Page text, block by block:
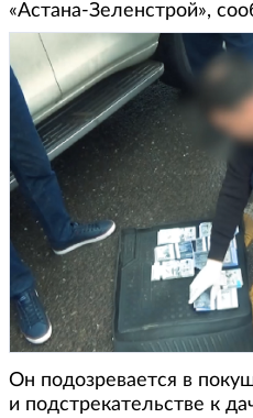
«Астана-Зеленстрой»,
Он подозревается в
и подстрекательстве к